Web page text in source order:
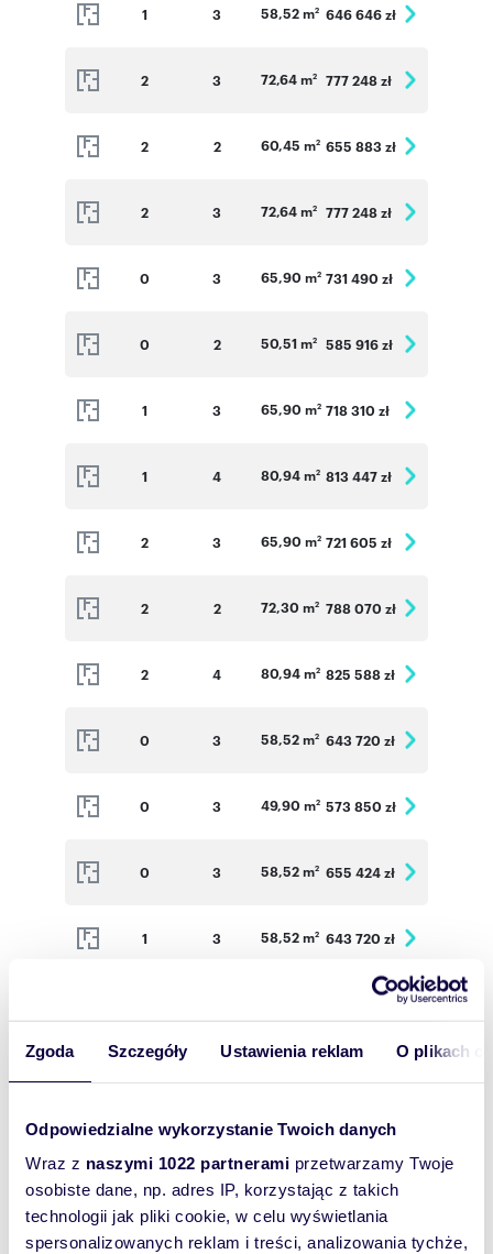
Zgoda Szczegóły Ustawienia reklam O plikach
Odpowiedzialne wykorzystanie Twoich danych
Wraz z naszymi 1022 partnerami przetwarzamy Twoje
osobiste dane, np. adres IP, korzystając z takich
technologii jak pliki cookie, w celu wyświetlania
spersonalizowanych reklam i treści, analizowania tychże,
1 3 58,52 m2 646 646 zł
2 3 72,64 m2 777 248 zł
2 2 60,45 m2 655 883 zł
2 3 72,64 m2 777 248 zł
0 3 65,90 m2 731 490 zł
0 2 50,51 m2 585 916 zł
1 3 65,90 m2 718 310 zł
1 4 80,94 m2 813 447 zł
2 3 65,90 m2 721 605 zł
2 2 72,30 m2 788 070 zł
2 4 80,94 m2 825 588 zł
0 3 58,52 m2 643 720 zł
0 3 49,90 m2 573 850 zł
0 3 58,52 m2 655 424 zł
1 3 58,52 m2 643 720 zł
2 3 72,64 m 2 780 880 zł
0 3 58,52 m2 655 424 zł